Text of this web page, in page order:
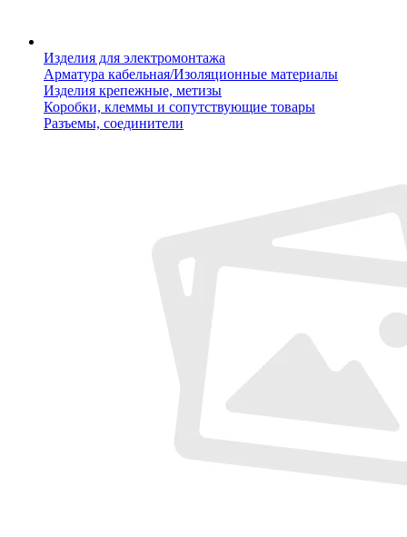
Изделия для электромонтажа
Арматура кабельная/Изоляционные материалы
Изделия крепежные, метизы
Коробки, клеммы и сопутствующие товары
Разъемы, соединители